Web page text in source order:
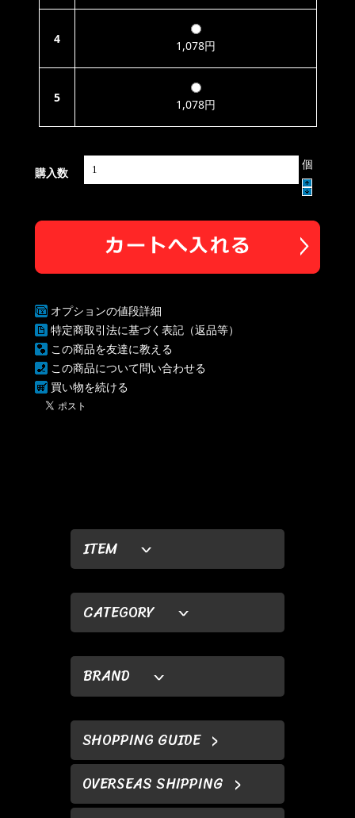
ITEM
CATEGORY
BRAND
SHOPPING GUIDE
OVERSEAS SHIPPING
4 1,078円
5 1,078円
購入数
個
オプションの値段詳細
特定商取引法に基づく表記（返品等）
この商品を友達に教える
この商品について問い合わせる
買い物を続ける